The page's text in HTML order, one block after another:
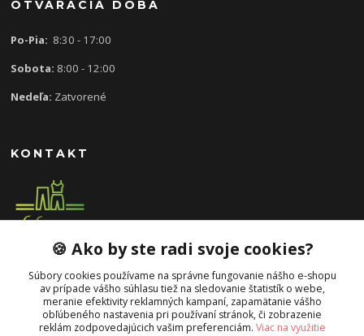
OTVÁRACIA DOBA
Po-Pia: 8:30 - 17:00
Sobota: 8:00 - 12:00
Nedeľa: Zatvorené
KONTAKT
0907 613 939
slavka.mecarova@gmail.com
🍪 Ako by ste radi svoje cookies?
Súbory cookies používame na správne fungovanie nášho e-shopu
av prípade vášho súhlasu tiež na sledovanie štatistík o webe,
meranie efektivity reklamných kampaní, zapamätanie vášho
obľúbeného nastavenia pri používaní stránok, či zobrazenie
reklám zodpovedajúcich vašim preferenciám. Viac na využitie